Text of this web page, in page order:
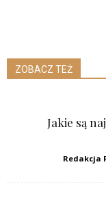
ZOBACZ TEŻ
Jakie są
Redakcja